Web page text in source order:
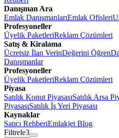
Danışman Ara
Emlak DanışmanlarıEmlak Ofisleri
Profesyoneller
Üyelik PaketleriReklam Çözümleri
Satış & Kiralama
Ücretsiz İlan VerinDeğerini Öğren
Danışmanlar
Profesyoneller
Üyelik PaketleriReklam Çözümleri
Piyasa
Satılık Konut PiyasasıSatılık Arsa
PiyasasıSatılık İş Yeri Piyasası
Kaynaklar
Satıcı RehberiEmlakjet Blog
Filtrele3